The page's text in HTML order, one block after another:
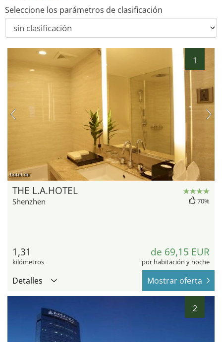
Seleccione los parámetros de clasificación
1
hotel.de
THE L.A.HOTEL
Shenzhen 70%
1,31
kilómetros
de 69,15 EUR
por habitación y noche
Detalles Mostrar oferta
2